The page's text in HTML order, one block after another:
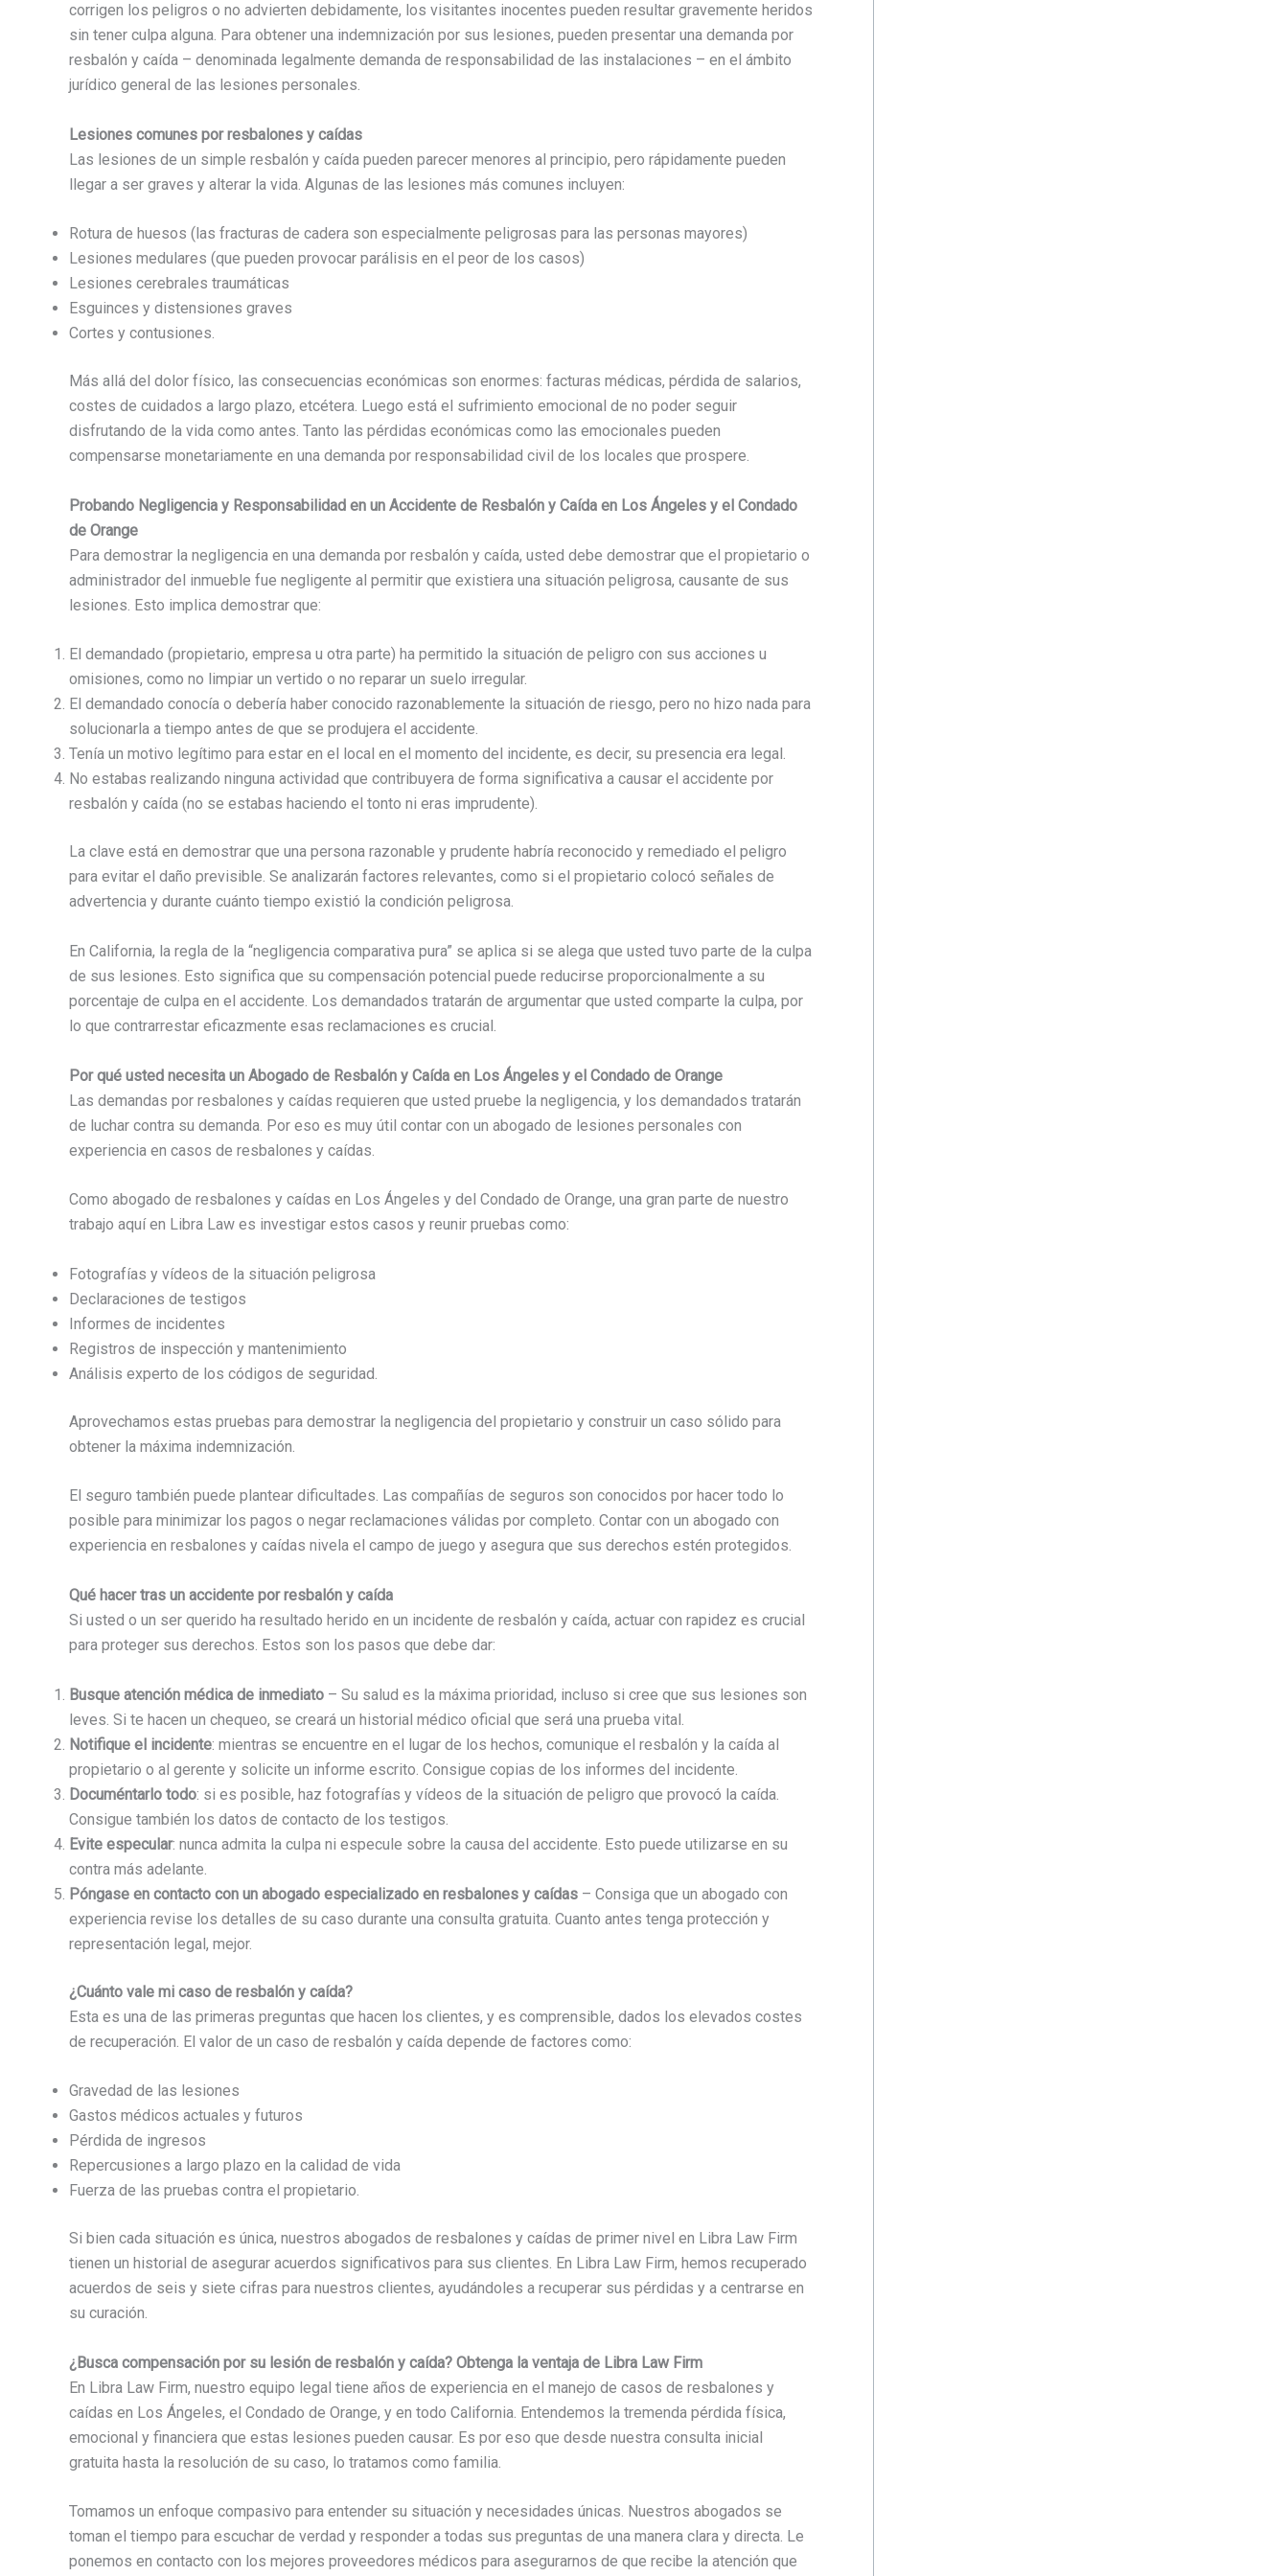
corrigen los peligros o no advierten debidamente, los visitantes inocentes pueden resultar gravemente heridos
sin tener culpa alguna. Para obtener una indemnización por sus lesiones, pueden presentar una demanda por
resbalón y caída – denominada legalmente demanda de responsabilidad de las instalaciones – en el ámbito
jurídico general de las lesiones personales.
Lesiones comunes por resbalones y caídas
Las lesiones de un simple resbalón y caída pueden parecer menores al principio, pero rápidamente pueden
llegar a ser graves y alterar la vida. Algunas de las lesiones más comunes incluyen:
Rotura de huesos (las fracturas de cadera son especialmente peligrosas para las personas mayores)
Lesiones medulares (que pueden provocar parálisis en el peor de los casos)
Lesiones cerebrales traumáticas
Esguinces y distensiones graves
Cortes y contusiones.
Más allá del dolor físico, las consecuencias económicas son enormes: facturas médicas, pérdida de salarios,
costes de cuidados a largo plazo, etcétera. Luego está el sufrimiento emocional de no poder seguir
disfrutando de la vida como antes. Tanto las pérdidas económicas como las emocionales pueden
compensarse monetariamente en una demanda por responsabilidad civil de los locales que prospere.
Probando Negligencia y Responsabilidad en un Accidente de Resbalón y Caída en Los Ángeles y el Condado
de Orange
Para demostrar la negligencia en una demanda por resbalón y caída, usted debe demostrar que el propietario o
administrador del inmueble fue negligente al permitir que existiera una situación peligrosa, causante de sus
lesiones. Esto implica demostrar que:
El demandado (propietario, empresa u otra parte) ha permitido la situación de peligro con sus acciones u
omisiones, como no limpiar un vertido o no reparar un suelo irregular.
El demandado conocía o debería haber conocido razonablemente la situación de riesgo, pero no hizo nada para
solucionarla a tiempo antes de que se produjera el accidente.
Tenía un motivo legítimo para estar en el local en el momento del incidente, es decir, su presencia era legal.
No estabas realizando ninguna actividad que contribuyera de forma significativa a causar el accidente por
resbalón y caída (no se estabas haciendo el tonto ni eras imprudente).
La clave está en demostrar que una persona razonable y prudente habría reconocido y remediado el peligro
para evitar el daño previsible. Se analizarán factores relevantes, como si el propietario colocó señales de
advertencia y durante cuánto tiempo existió la condición peligrosa.
En California, la regla de la “negligencia comparativa pura” se aplica si se alega que usted tuvo parte de la culpa
de sus lesiones. Esto significa que su compensación potencial puede reducirse proporcionalmente a su
porcentaje de culpa en el accidente. Los demandados tratarán de argumentar que usted comparte la culpa, por
lo que contrarrestar eficazmente esas reclamaciones es crucial.
Por qué usted necesita un Abogado de Resbalón y Caída en Los Ángeles y el Condado de Orange
Las demandas por resbalones y caídas requieren que usted pruebe la negligencia, y los demandados tratarán
de luchar contra su demanda. Por eso es muy útil contar con un abogado de lesiones personales con
experiencia en casos de resbalones y caídas.
Como abogado de resbalones y caídas en Los Ángeles y del Condado de Orange, una gran parte de nuestro
trabajo aquí en Libra Law es investigar estos casos y reunir pruebas como:
Fotografías y vídeos de la situación peligrosa
Declaraciones de testigos
Informes de incidentes
Registros de inspección y mantenimiento
Análisis experto de los códigos de seguridad.
Aprovechamos estas pruebas para demostrar la negligencia del propietario y construir un caso sólido para
obtener la máxima indemnización.
El seguro también puede plantear dificultades. Las compañías de seguros son conocidos por hacer todo lo
posible para minimizar los pagos o negar reclamaciones válidas por completo. Contar con un abogado con
experiencia en resbalones y caídas nivela el campo de juego y asegura que sus derechos estén protegidos.
Qué hacer tras un accidente por resbalón y caída
Si usted o un ser querido ha resultado herido en un incidente de resbalón y caída, actuar con rapidez es crucial
para proteger sus derechos. Estos son los pasos que debe dar:
Busque atención médica de inmediato – Su salud es la máxima prioridad, incluso si cree que sus lesiones son
leves. Si te hacen un chequeo, se creará un historial médico oficial que será una prueba vital.
Notifique el incidente: mientras se encuentre en el lugar de los hechos, comunique el resbalón y la caída al
propietario o al gerente y solicite un informe escrito. Consigue copias de los informes del incidente.
Documéntarlo todo: si es posible, haz fotografías y vídeos de la situación de peligro que provocó la caída.
Consigue también los datos de contacto de los testigos.
Evite especular: nunca admita la culpa ni especule sobre la causa del accidente. Esto puede utilizarse en su
contra más adelante.
Póngase en contacto con un abogado especializado en resbalones y caídas – Consiga que un abogado con
experiencia revise los detalles de su caso durante una consulta gratuita. Cuanto antes tenga protección y
representación legal, mejor.
¿Cuánto vale mi caso de resbalón y caída?
Esta es una de las primeras preguntas que hacen los clientes, y es comprensible, dados los elevados costes
de recuperación. El valor de un caso de resbalón y caída depende de factores como:
Gravedad de las lesiones
Gastos médicos actuales y futuros
Pérdida de ingresos
Repercusiones a largo plazo en la calidad de vida
Fuerza de las pruebas contra el propietario.
Si bien cada situación es única, nuestros abogados de resbalones y caídas de primer nivel en Libra Law Firm
tienen un historial de asegurar acuerdos significativos para sus clientes. En Libra Law Firm, hemos recuperado
acuerdos de seis y siete cifras para nuestros clientes, ayudándoles a recuperar sus pérdidas y a centrarse en
su curación.
¿Busca compensación por su lesión de resbalón y caída? Obtenga la ventaja de Libra Law Firm
En Libra Law Firm, nuestro equipo legal tiene años de experiencia en el manejo de casos de resbalones y
caídas en Los Ángeles, el Condado de Orange, y en todo California. Entendemos la tremenda pérdida física,
emocional y financiera que estas lesiones pueden causar. Es por eso que desde nuestra consulta inicial
gratuita hasta la resolución de su caso, lo tratamos como familia.
Tomamos un enfoque compasivo para entender su situación y necesidades únicas. Nuestros abogados se
toman el tiempo para escuchar de verdad y responder a todas sus preguntas de una manera clara y directa. Le
ponemos en contacto con los mejores proveedores médicos para asegurarnos de que recibe la atención que